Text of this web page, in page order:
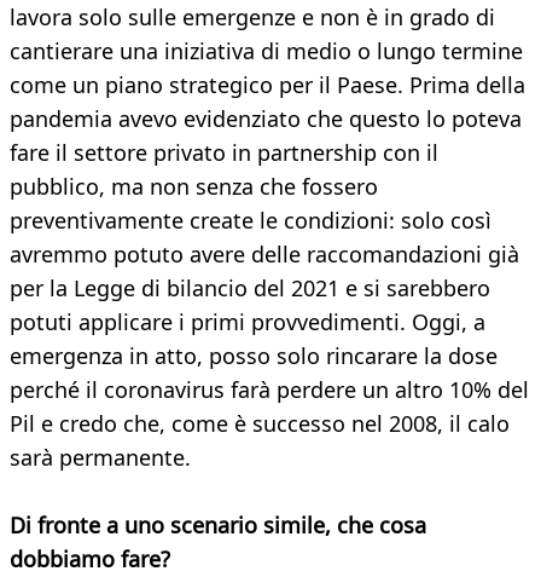
lavora solo sulle emergenze e non è in grado di
cantierare una iniziativa di medio o lungo termine
come un piano strategico per il Paese. Prima della
pandemia avevo evidenziato che questo lo poteva
fare il settore privato in partnership con il
pubblico, ma non senza che fossero
preventivamente create le condizioni: solo così
avremmo potuto avere delle raccomandazioni già
per la Legge di bilancio del 2021 e si sarebbero
potuti applicare i primi provvedimenti. Oggi, a
emergenza in atto, posso solo rincarare la dose
perché il coronavirus farà perdere un altro 10% del
Pil e credo che, come è successo nel 2008, il calo
sarà permanente.
Di fronte a uno scenario simile, che cosa
dobbiamo fare?